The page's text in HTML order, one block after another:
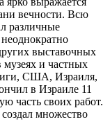
вечности. Всю
различные
выставочных
музеях и частных
США, Израиля,
в Израиле 11
часть своих работ.
множество